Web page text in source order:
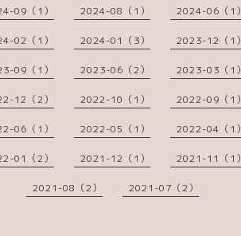
09（1） 2024-08（1） 2024-06（1）
02（1） 2024-01（3） 2023-12（1）
09（1） 2023-06（2） 2023-03（1）
12（2） 2022-10（1） 2022-09（1）
06（1） 2022-05（1） 2022-04（1）
01（2） 2021-12（1） 2021-11（1）
2021-08（2） 2021-07（2）